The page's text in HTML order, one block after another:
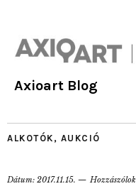
Axioart Blog
ALKOTÓK , AUKCIÓ
Dátum: 2017.11.15. Hozzászólok